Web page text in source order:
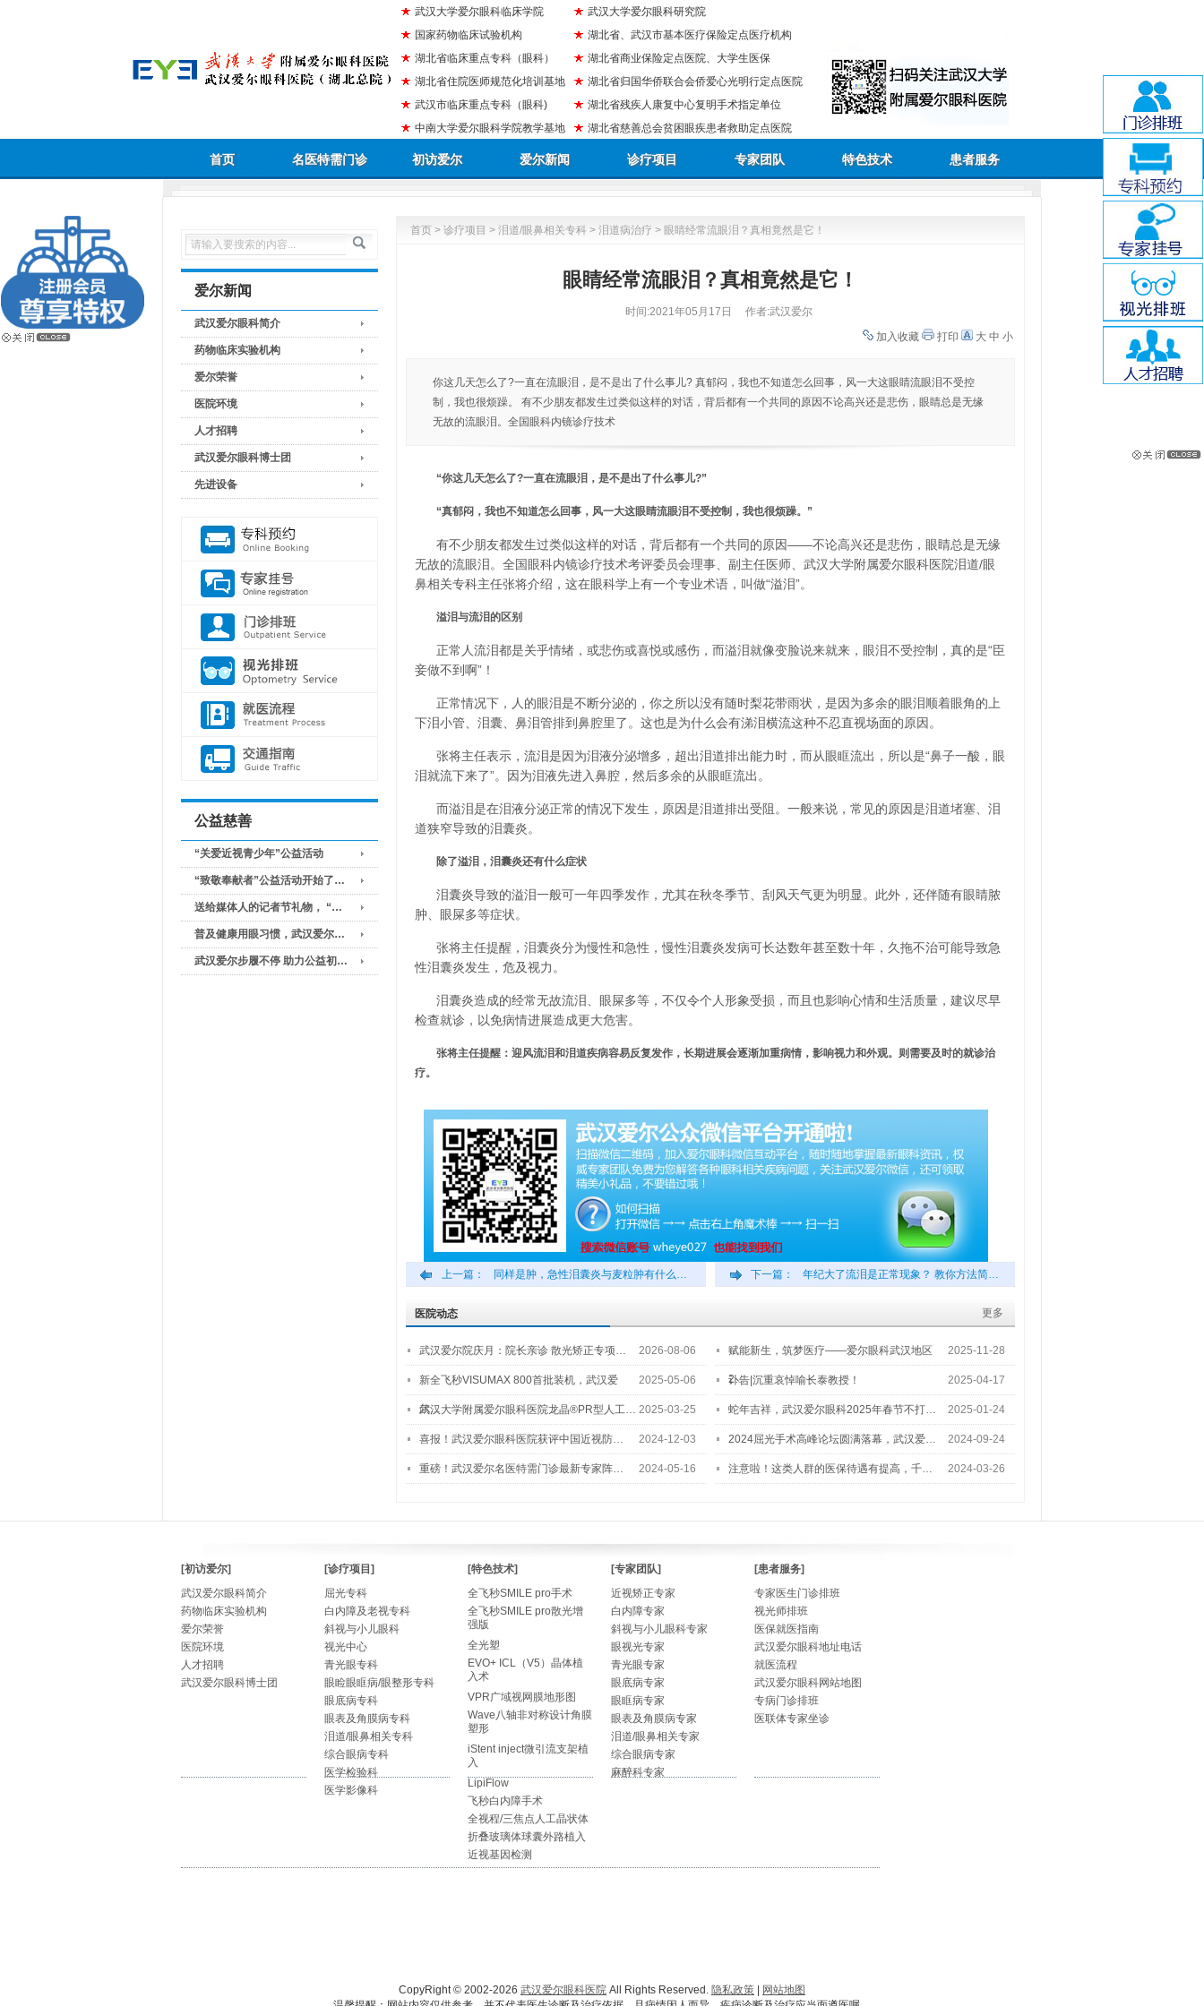
武汉大学爱尔眼科临床学院
国家药物临床试验机构
湖北省临床重点专科（眼科）
湖北省住院医师规范化培训基地
武汉市临床重点专科（眼科)
中南大学爱尔眼科学院教学基地
武汉大学爱尔眼科研究院
湖北省、武汉市基本医疗保险定点医疗机构
湖北省商业保险定点医院、大学生医保
湖北省归国华侨联合会侨爱心光明行定点医院
湖北省残疾人康复中心复明手术指定单位
湖北省慈善总会贫困眼疾患者救助定点医院
首页 名医特需门诊 初访爱尔 爱尔新闻 诊疗项目 专家团队 特色技术 患者服务
爱尔新闻
武汉爱尔眼科简介
药物临床实验机构
爱尔荣誉
医院环境
人才招聘
武汉爱尔眼科博士团
先进设备
公益慈善
“关爱近视青少年”公益活动
“致敬奉献者”公益活动开始了…
送给媒体人的记者节礼物， “…
普及健康用眼习惯，武汉爱尔…
武汉爱尔步履不停 助力公益初…
首页 > 诊疗项目 > 泪道/眼鼻相关专科 > 泪道病治疗 > 眼睛经常流眼泪？真相竟然是它！
眼睛经常流眼泪？真相竟然是它！
时间:2021年05月17日
作者:武汉爱尔
加入收藏
打印 大 中 小
你这几天怎么了?一直在流眼泪，是不是出了什么事儿? 真郁闷，我也不知道怎么回事，风一大这眼睛流眼泪不受控
制，我也很烦躁。 有不少朋友都发生过类似这样的对话，背后都有一个共同的原因不论高兴还是悲伤，眼睛总是无缘
无故的流眼泪。全国眼科内镜诊疗技术
“你这几天怎么了?一直在流眼泪，是不是出了什么事儿?”
“真郁闷，我也不知道怎么回事，风一大这眼睛流眼泪不受控制，我也很烦躁。”
有不少朋友都发生过类似这样的对话，背后都有一个共同的原因——不论高兴还是悲伤，眼睛总是无缘
无故的流眼泪。全国眼科内镜诊疗技术考评委员会理事、副主任医师、武汉大学附属爱尔眼科医院泪道/眼
鼻相关专科主任张将介绍，这在眼科学上有一个专业术语，叫做“溢泪”。
溢泪与流泪的区别
正常人流泪都是关乎情绪，或悲伤或喜悦或感伤，而溢泪就像变脸说来就来，眼泪不受控制，真的是“臣
妾做不到啊”！
正常情况下，人的眼泪是不断分泌的，你之所以没有随时梨花带雨状，是因为多余的眼泪顺着眼角的上
下泪小管、泪囊、鼻泪管排到鼻腔里了。这也是为什么会有涕泪横流这种不忍直视场面的原因。
张将主任表示，流泪是因为泪液分泌增多，超出泪道排出能力时，而从眼眶流出，所以是“鼻子一酸，眼
泪就流下来了”。因为泪液先进入鼻腔，然后多余的从眼眶流出。
而溢泪是在泪液分泌正常的情况下发生，原因是泪道排出受阻。一般来说，常见的原因是泪道堵塞、泪
道狭窄导致的泪囊炎。
除了溢泪，泪囊炎还有什么症状
泪囊炎导致的溢泪一般可一年四季发作，尤其在秋冬季节、刮风天气更为明显。此外，还伴随有眼睛脓
肿、眼屎多等症状。
张将主任提醒，泪囊炎分为慢性和急性，慢性泪囊炎发病可长达数年甚至数十年，久拖不治可能导致急
性泪囊炎发生，危及视力。
泪囊炎造成的经常无故流泪、眼屎多等，不仅令个人形象受损，而且也影响心情和生活质量，建议尽早
检查就诊，以免病情进展造成更大危害。
张将主任提醒：迎风流泪和泪道疾病容易反复发作，长期进展会逐渐加重病情，影响视力和外观。则需要及时的就诊治
疗。
上一篇： 同样是肿，急性泪囊炎与麦粒肿有什么… 下一篇： 年纪大了流泪是正常现象？ 教你方法简…
更多
医院动态
武汉爱尔院庆月：院长亲诊 散光矫正专项… 2026-08-06 赋能新生，筑梦医疗——爱尔眼科武汉地区
2…
2025-11-28
新全飞秒VISUMAX 800首批装机，武汉爱
尔…
2025-05-06 讣告|沉重哀悼喻长泰教授！ 2025-04-17
武汉大学附属爱尔眼科医院龙晶®PR型人工… 2025-03-25 蛇年吉祥，武汉爱尔眼科2025年春节不打… 2025-01-24
喜报！武汉爱尔眼科医院获评中国近视防… 2024-12-03 2024屈光手术高峰论坛圆满落幕，武汉爱… 2024-09-24
重磅！武汉爱尔名医特需门诊最新专家阵… 2024-05-16 注意啦！这类人群的医保待遇有提高，千… 2024-03-26
[初访爱尔]
武汉爱尔眼科简介
药物临床实验机构
爱尔荣誉
医院环境
人才招聘
武汉爱尔眼科博士团
[诊疗项目]
屈光专科
白内障及老视专科
斜视与小儿眼科
视光中心
青光眼专科
眼睑眼眶病/眼整形专科
眼底病专科
眼表及角膜病专科
泪道/眼鼻相关专科
综合眼病专科
医学检验科
医学影像科
[特色技术]
全飞秒SMILE pro手术
全飞秒SMILE pro散光增
强版
全光塑
EVO+ ICL（V5）晶体植
入术
VPR广域视网膜地形图
Wave八轴非对称设计角膜
塑形
iStent inject微引流支架植
入
LipiFlow
飞秒白内障手术
全视程/三焦点人工晶状体
折叠玻璃体球囊外路植入
近视基因检测
[专家团队]
近视矫正专家
白内障专家
斜视与小儿眼科专家
眼视光专家
青光眼专家
眼底病专家
眼眶病专家
眼表及角膜病专家
泪道/眼鼻相关专家
综合眼病专家
麻醉科专家
[患者服务]
专家医生门诊排班
视光师排班
医保就医指南
武汉爱尔眼科地址电话
就医流程
武汉爱尔眼科网站地图
专病门诊排班
医联体专家坐诊
CopyRight © 2002-2026 武汉爱尔眼科医院 All Rights Reserved. 隐私政策
网站地图